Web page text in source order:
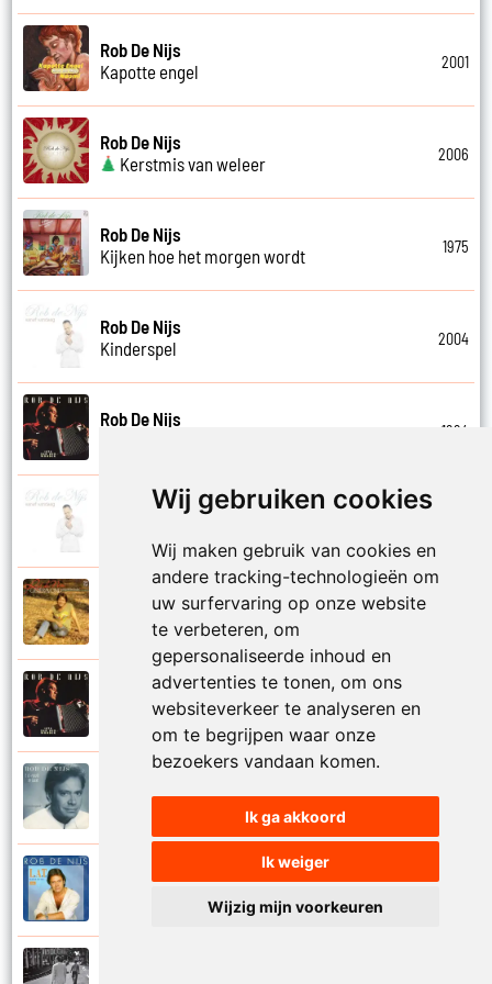
Wij gebruiken cookies
Wij maken gebruik van cookies en
andere tracking-technologieën om
uw surfervaring op onze website
te verbeteren, om
gepersonaliseerde inhoud en
advertenties te tonen, om ons
websiteverkeer te analyseren en
om te begrijpen waar onze
bezoekers vandaan komen.
Ik ga akkoord
Ik weiger
Wijzig mijn voorkeuren
Rob De Nijs
Kapotte engel
2001
Rob De Nijs
Kerstmis van weleer
2006
Rob De Nijs
Kijken hoe het morgen wordt
1975
Rob De Nijs
Kinderspel
2004
Rob De Nijs
1994
Rob De Nijs
Rob De Nijs
Kleine man
Rob De Nijs
Kleine ster
Rob De Nijs